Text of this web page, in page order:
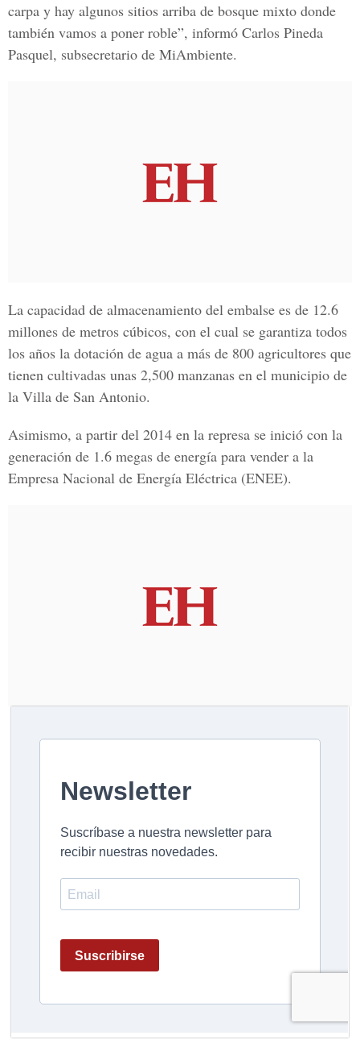
carpa y hay algunos sitios arriba de bosque mixto donde
también vamos a poner roble”, informó Carlos Pineda
Pasquel, subsecretario de MiAmbiente.
La capacidad de almacenamiento del embalse es de 12.6
millones de metros cúbicos, con el cual se garantiza todos
los años la dotación de agua a más de 800 agricultores que
tienen cultivadas unas 2,500 manzanas en el municipio de
la Villa de San Antonio.
Asimismo, a partir del 2014 en la represa se inició con la
generación de 1.6 megas de energía para vender a la
Empresa Nacional de Energía Eléctrica (ENEE).